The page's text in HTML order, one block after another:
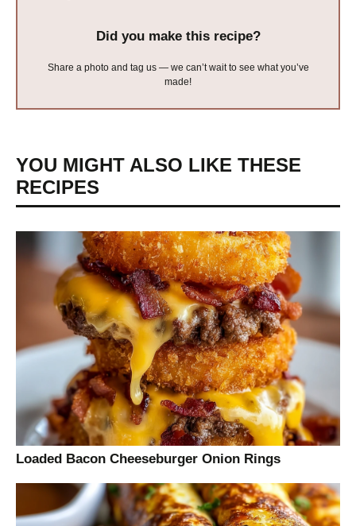
Did you make this recipe?
Share a photo and tag us — we can’t wait to see what you’ve
made!
YOU MIGHT ALSO LIKE THESE
RECIPES
Loaded Bacon Cheeseburger Onion Rings